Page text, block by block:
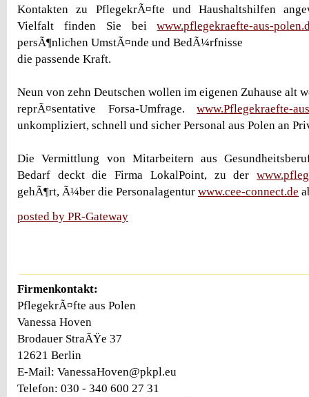
Kontakten zu PflegekrÃ¤fte und Haushaltshilfen
Vielfalt finden Sie beiwww.pflegekraefte-aus-
persÃ¶nlichen UmstÃ¤nde und BedÃ¼rfnisse
die passende Kraft.
Neun von zehn Deutschen wollen im eigenen Zuhause alt
reprÃ¤sentative Forsa-Umfrage.www.Pflegekraefte-
unkompliziert, schnell und sicher Personal aus Polen an
Die Vermittlung von Mitarbeitern aus
Bedarf deckt die Firma LokalPoint, zu der
gehÃ¶rt, Ã¼ber die Personalagentur www.cee-connect.de
posted by PR-Gateway
Firmenkontakt:
PflegekrÃ¤fte aus Polen
Vanessa Hoven
Brodauer StraÃŸe 37
12621 Berlin
E-Mail: VanessaHoven@pkpl.eu
Telefon: 030 - 340 600 27 31